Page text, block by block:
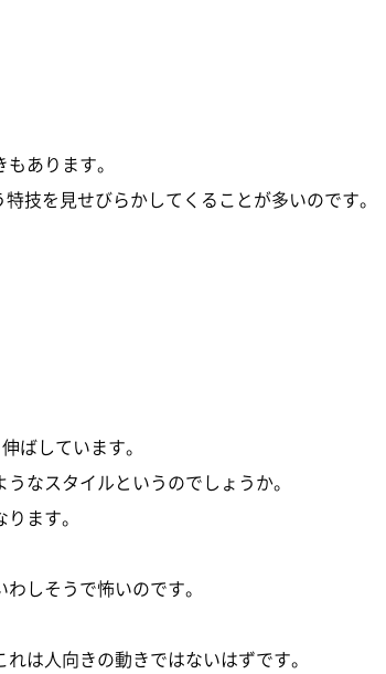
あります。
技を見せびらかしてくることが多いのです。
ばしています。
なスタイルというのでしょうか。
ます。
しそうで怖いのです。
は人向きの動きではないはずです。